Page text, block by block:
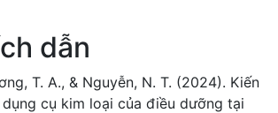
dẫn
T. A., & Nguyễn, N. T. (2024). Kiến
cụ kim loại của điều dưỡng tại